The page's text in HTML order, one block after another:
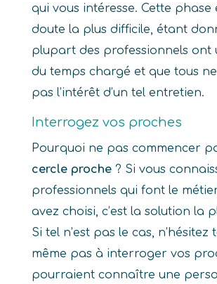
qui vous intéresse. Cette phase
doute la plus difficile, étant
plupart des professionnels ont
du temps chargé et que tous
pas l’intérêt d’un tel entretien.
Interrogez vos proches
Pourquoi ne pas commencer
cercle proche? Si vous
professionnels qui font le
avez choisi, c’est la solution la
Si tel n’est pas le cas, n’hésitez
même pas à interroger vos
pourraient connaître une